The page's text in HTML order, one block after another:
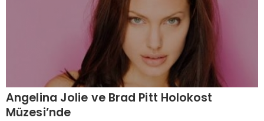
Angelina Jolie ve Brad Pitt Holokost
Müzesi’nde